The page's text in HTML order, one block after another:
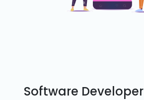
Software Developer